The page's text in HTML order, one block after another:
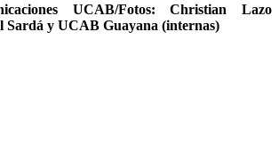
UCAB/Fotos: Christian Lazo
Sardá y UCAB Guayana (internas)